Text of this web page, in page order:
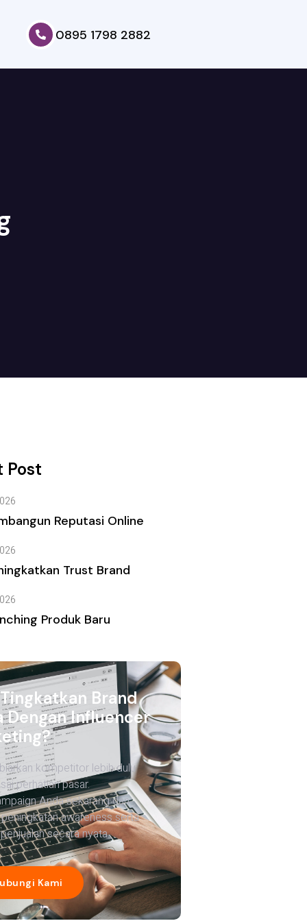
0895 1798 2882
Post
Reputasi Online
Trust Brand
Produk Baru
Brand
Dengan Influencer
kompetitor lebih dulu
perhatian pasar.
Anda sekarang dan
awareness serta
secara nyata.
Kami